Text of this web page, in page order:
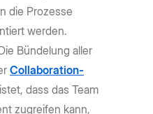
die Prozesse
werden.
Bündelung aller
Collaboration-
dass das Team
zugreifen kann,